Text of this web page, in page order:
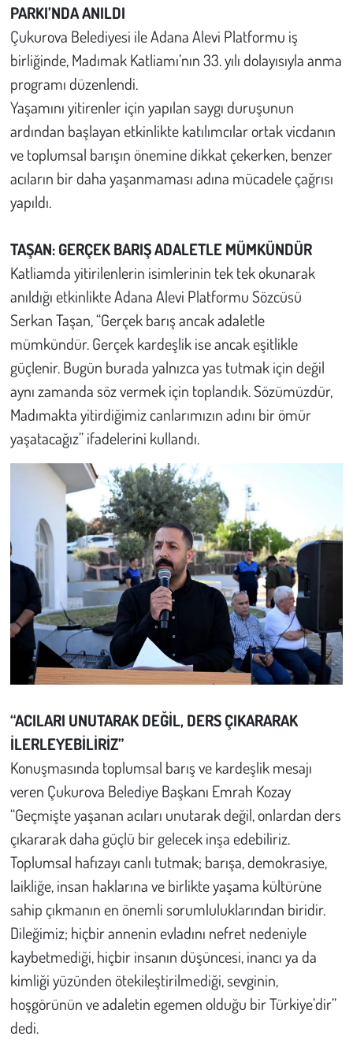
PARKI’NDA ANILDI
Çukurova Belediyesi ile Adana Alevi Platformu iş
birliğinde, Madımak Katliamı’nın 33. yılı dolayısıyla anma
programı düzenlendi.
Yaşamını yitirenler için yapılan saygı duruşunun
ardından başlayan etkinlikte katılımcılar ortak vicdanın
ve toplumsal barışın önemine dikkat çekerken, benzer
acıların bir daha yaşanmaması adına mücadele çağrısı
yapıldı.
TAŞAN: GERÇEK BARIŞ ADALETLE MÜMKÜNDÜR
Katliamda yitirilenlerin isimlerinin tek tek okunarak
anıldığı etkinlikte Adana Alevi Platformu Sözcüsü
Serkan Taşan, “Gerçek barış ancak adaletle
mümkündür. Gerçek kardeşlik ise ancak eşitlikle
güçlenir. Bugün burada yalnızca yas tutmak için değil
aynı zamanda söz vermek için toplandık. Sözümüzdür,
Madımakta yitirdiğimiz canlarımızın adını bir ömür
yaşatacağız” ifadelerini kullandı.
“ACILARI UNUTARAK DEĞİL, DERS ÇIKARARAK
İLERLEYEBİLİRİZ”
Konuşmasında toplumsal barış ve kardeşlik mesajı
veren Çukurova Belediye Başkanı Emrah Kozay
“Geçmişte yaşanan acıları unutarak değil, onlardan ders
çıkararak daha güçlü bir gelecek inşa edebiliriz.
Toplumsal hafızayı canlı tutmak; barışa, demokrasiye,
laikliğe, insan haklarına ve birlikte yaşama kültürüne
sahip çıkmanın en önemli sorumluluklarından biridir.
Dileğimiz; hiçbir annenin evladını nefret nedeniyle
kaybetmediği, hiçbir insanın düşüncesi, inancı ya da
kimliği yüzünden ötekileştirilmediği, sevginin,
hoşgörünün ve adaletin egemen olduğu bir Türkiye’dir”
dedi.